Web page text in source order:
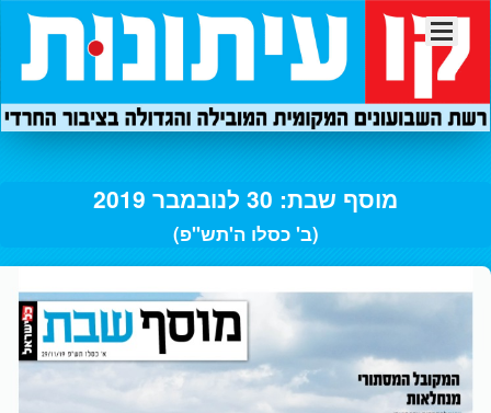
מוסף שבת: 30 לנובמבר 2019
(ב' כסלו ה'תש"פ)